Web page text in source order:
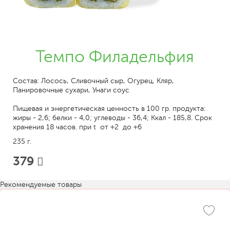
Темпо Филадельфия
Состав: Лосось, Сливочный сыр, Огурец, Кляр,
Панировочные сухари, Унаги соус
Пищевая и энергетическая ценность в 100 гр. продукта:
жиры - 2,6; белки - 4,0; углеводы - 36,4; Ккал - 185,8. Срок
хранения 18 часов. при t от +2 до +6
235 г.
379
Рекомендуемые товары